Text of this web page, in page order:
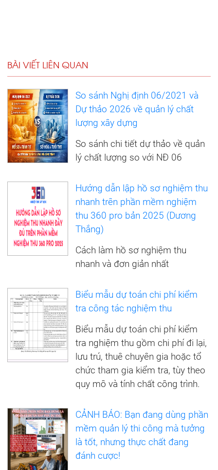
BÀI VIẾT LIÊN QUAN
So sánh Nghị định 06/2021 và
Dự thảo 2026 về quản lý chất
lượng xây dựng
So sánh chi tiết dự thảo về quản
lý chất lượng so với NĐ 06
Hướng dẫn lập hồ sơ nghiệm thu
nhanh trên phần mềm nghiệm
thu 360 pro bản 2025 (Dương
Thắng)
Cách làm hồ sơ nghiệm thu
nhanh và đơn giản nhất
Biểu mẫu dự toán chi phí kiểm
tra công tác nghiệm thu
Biểu mẫu dự toán chi phí kiểm
tra nghiệm thu gồm chi phí đi lại,
lưu trú, thuê chuyên gia hoặc tổ
chức tham gia kiểm tra, tùy theo
quy mô và tính chất công trình.
CẢNH BÁO: Bạn đang dùng phần
mềm quản lý thi công mà tưởng
là tốt, nhưng thực chất đang
đánh cược!